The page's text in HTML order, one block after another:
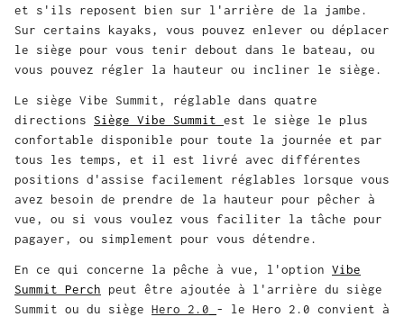
et s'ils reposent bien sur l'arrière de la jambe.
Sur certains kayaks, vous pouvez enlever ou déplacer
le siège pour vous tenir debout dans le bateau, ou
vous pouvez régler la hauteur ou incliner le siège.
Le siège Vibe Summit, réglable dans quatre
directions Siège Vibe Summit est le siège le plus
confortable disponible pour toute la journée et par
tous les temps, et il est livré avec différentes
positions d'assise facilement réglables lorsque vous
avez besoin de prendre de la hauteur pour pêcher à
vue, ou si vous voulez vous faciliter la tâche pour
pagayer, ou simplement pour vous détendre.
En ce qui concerne la pêche à vue, l'option Vibe
Summit Perch peut être ajoutée à l'arrière du siège
Summit ou du siège Hero 2.0
- le Hero 2.0 convient à